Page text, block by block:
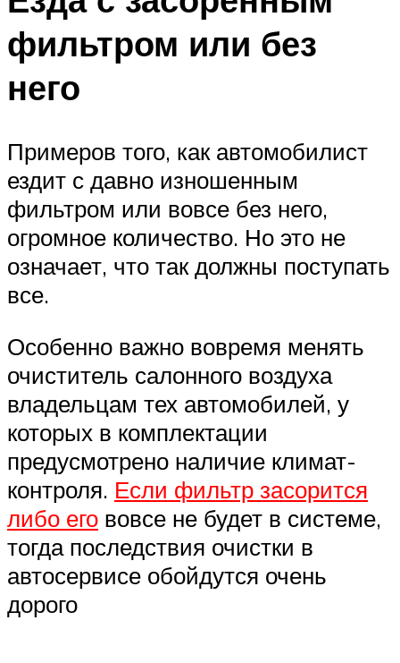
фильтром или без
него
Примеров того, как автомобилист
ездит с давно изношенным
фильтром или вовсе без него,
огромное количество. Но это не
означает, что так должны поступать
все.
Особенно важно вовремя менять
очиститель салонного воздуха
владельцам тех автомобилей, у
которых в комплектации
предусмотрено наличие климат-
контроля. Если фильтр засорится
либо его вовсе не будет в системе,
тогда последствия очистки в
автосервисе обойдутся очень
дорого